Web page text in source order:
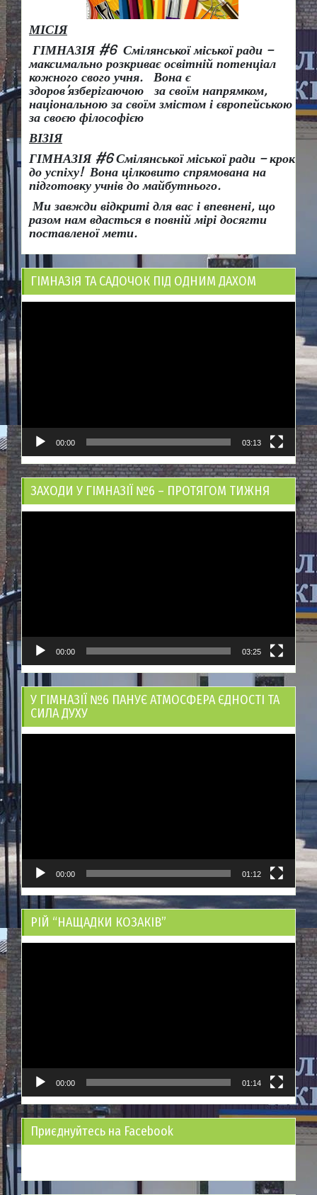
МІСІЯ
ГІМНАЗІЯ #6 Смілянської міської ради –
максимально розкриває освітній потенціал
кожного свого учня.
Вона є
здоров’язберігаючою за своїм напрямком,
національною за своїм змістом і європейською
за своєю філософією
ВІЗІЯ
ГІМНАЗІЯ #6 Смілянської міської ради – крок
до успіху! Вона цілковито спрямована на
підготовку учнів до майбутнього.
Ми завжди відкриті для вас і впевнені, що
разом нам вдасться в повній мірі досягти
поставленої мети.
ГІМНАЗІЯ ТА САДОЧОК ПІД ОДНИМ ДАХОМ
00:00 03:13
ЗАХОДИ У ГІМНАЗІЇ №6 – ПРОТЯГОМ ТИЖНЯ
00:00 03:25
У ГІМНАЗІЇ №6 ПАНУЄ АТМОСФЕРА ЄДНОСТІ ТА
СИЛА ДУХУ
00:00 01:12
РІЙ “НАЩАДКИ КОЗАКІВ”
00:00 01:14
Приєднуйтесь на Facebook